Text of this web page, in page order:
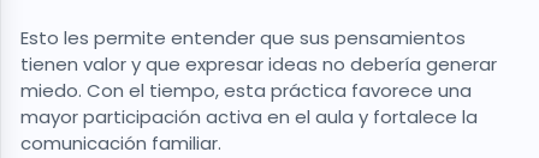
Esto les permite entender que sus pensamientos
tienen valor y que expresar ideas no debería generar
miedo. Con el tiempo, esta práctica favorece una
mayor participación activa en el aula y fortalece la
comunicación familiar.